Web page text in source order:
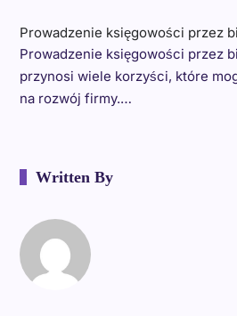
Prowadzenie księgowości przez
Prowadzenie księgowości przez
przynosi wiele korzyści, które
na rozwój firmy.…
Written By